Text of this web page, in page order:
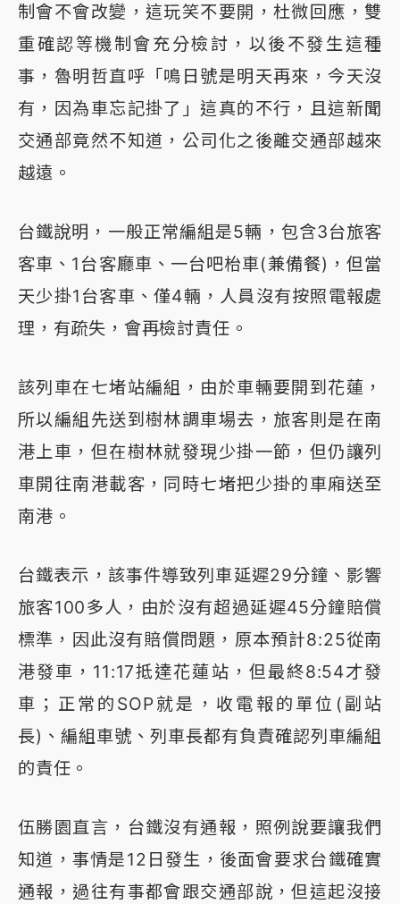
制會不會改變，這玩笑不要開，杜微回應，雙
重確認等機制會充分檢討，以後不發生這種
事，魯明哲直呼「鳴日號是明天再來，今天沒
有，因為車忘記掛了」這真的不行，且這新聞
交通部竟然不知道，公司化之後離交通部越來
越遠。
台鐵說明，一般正常編組是5輛，包含3台旅客
客車、1台客廳車、一台吧枱車(兼備餐)，但當
天少掛1台客車、僅4輛，人員沒有按照電報處
理，有疏失，會再檢討責任。
該列車在七堵站編組，由於車輛要開到花蓮，
所以編組先送到樹林調車場去，旅客則是在南
港上車，但在樹林就發現少掛一節，但仍讓列
車開往南港載客，同時七堵把少掛的車廂送至
南港。
台鐵表示，該事件導致列車延遲29分鐘、影響
旅客100多人，由於沒有超過延遲45分鐘賠償
標準，因此沒有賠償問題，原本預計8:25從南
港發車，11:17抵達花蓮站，但最終8:54才發
車；正常的SOP就是，收電報的單位(副站
長)、編組車號、列車長都有負責確認列車編組
的責任。
伍勝園直言，台鐵沒有通報，照例說要讓我們
知道，事情是12日發生，後面會要求台鐵確實
通報，過往有事都會跟交通部說，但這起沒接